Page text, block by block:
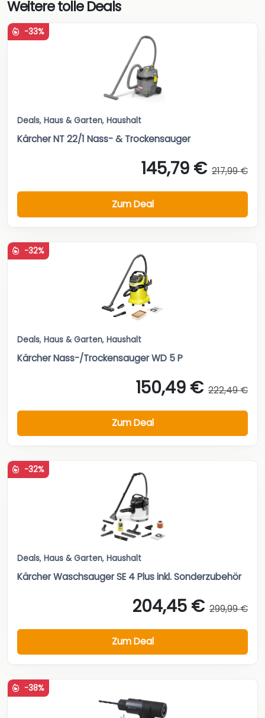
Weitere tolle Deals
-33%
Deals, Haus & Garten, Haushalt
Kärcher NT 22/1 Nass- & Trockensauger
145,79 € 217,99 €
Zum Deal
-32%
Deals, Haus & Garten, Haushalt
Kärcher Nass-/Trockensauger WD 5 P
150,49 € 222,49 €
Zum Deal
-32%
Deals, Haus & Garten, Haushalt
Kärcher Waschsauger SE 4 Plus inkl. Sonderzubehör
204,45 € 299,99 €
Zum Deal
-38%